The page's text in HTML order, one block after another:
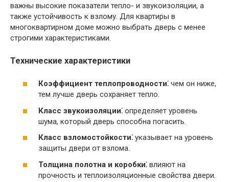
важны высокие показатели тепло- и звукоизоляции, а
также устойчивость к взлому. Для квартиры в
многоквартирном доме можно выбрать дверь с менее
строгими характеристиками.​
Технические характеристики
Коэффициент теплопроводности⁚ чем он ниже,
тем лучше дверь сохраняет тепло.
Класс звукоизоляции⁚ определяет уровень
шума, который дверь способна погасить.​
Класс взломостойкости⁚ указывает на уровень
защиты двери от взлома.
Толщина полотна и коробки⁚ влияют на
прочность и теплоизоляционные свойства двери.​